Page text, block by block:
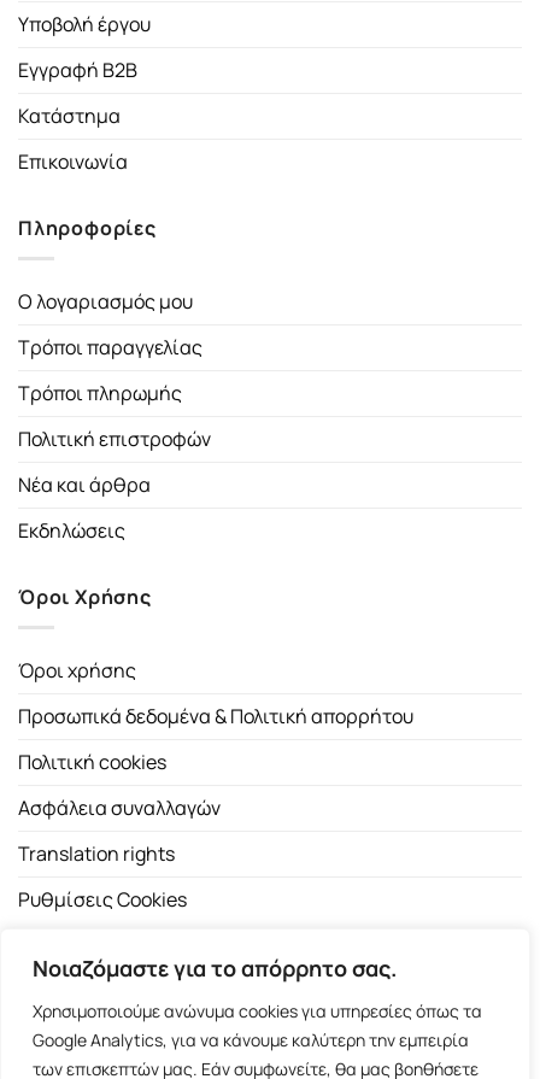
Νοιαζόμαστε για το απόρρητο σας.
Χρησιμοποιούμε ανώνυμα cookies για υπηρεσίες όπως τα
Google Analytics, για να κάνουμε καλύτερη την εμπειρία
των επισκεπτών μας. Εάν συμφωνείτε, θα μας βοηθήσετε
Υποβολή έργου
Εγγραφή B2B
Κατάστημα
Επικοινωνία
Πληροφορίες
Ο λογαριασμός μου
Τρόποι παραγγελίας
Τρόποι πληρωμής
Πολιτική επιστροφών
Νέα και άρθρα
Εκδηλώσεις
Όροι Χρήσης
Όροι χρήσης
Προσωπικά δεδομένα & Πολιτική απορρήτου
Πολιτική cookies
Ασφάλεια συναλλαγών
Translation rights
Ρυθμίσεις Cookies